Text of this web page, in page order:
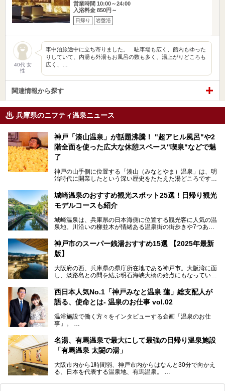
営業時間 10:00～24:00
入浴料金 850円～
日帰り 岩盤浴
40代 女
性
車中泊旅途中に立ち寄りました。 駐車場も広く、館内もゆった
りしていて、内湯も外湯もお風呂の数も多く、湯上がりどころも
広く、…
関連情報から探す
兵庫県のニフティ温泉ニュース
神戸「湊山温泉」が話題沸騰！ "超アヒル風呂"や2
階全面を使った広大な休憩スペース"喫泉"などで魅
了
神戸の山手側に位置する「湊山（みなとやま）温泉」は、明
治時代に開業したという深い歴史をたたえた湯どころです。
っぱいに浮かぶアヒルちゃん。さらに、ゆったりくつろげて
コワーキングも可能な休憩スペースも人気に。斬新な企画や
設備で人々をアッと驚かせる湊山温泉の魅力をリポートしま
城崎温泉のおすすめ観光スポット25選！日帰り観光
モデルコースも紹介
城崎温泉は、兵庫県の日本海側に位置する観光客に人気の温
泉地。川沿いの柳並木が情緒ある温泉街の街歩きや7つある
られています。鉄道の駅から温泉街が近く、歩いて回るのに
ちょうどよい規模で、日帰りでの訪問にもおすすめです。
の観光スポットをピックアップ。温泉やご当地グルメなどを
盛り込んだ日帰り観光モデルコースも紹介しているので、ぜ
神戸市のスーパー銭湯おすすめ15選 【2025年最新
版】
大阪府の西、兵庫県の県庁所在地である神戸市。大阪湾に面
し、淡路島との間を結ぶ明石海峡大橋の始点にもなっていま
華街をはじめ、きらびやかに発展したハーバーランドなど、
人気観光スポットもめじろ押しです。
そして、温泉好きの視点から見ると、神戸市といえば何とい
湯です。そのお湯をリーズナブルに体験できる健康ランドや
スーパー銭湯があったら……。今回はそんな希望に沿う施設
きます！
西日本人気No.1「神戸みなと温泉 蓮」総支配人が
語る、使命とは- 温泉のお仕事 vol.02
温浴施設で働く方々をインタビューする企画「温泉のお仕
事」。
ング西日本1位、2年連続「ベストオブ宿泊賞」に輝いた
「神戸みなと温泉 蓮」の魅力に迫りました！
名湯、有馬温泉で最大にして最強の日帰り温泉施設
「有馬温泉 太閤の湯」
大阪市内から1時間弱、神戸市内からはなんと30分で向かえ
る、日本を代表する温泉地、有馬温泉。
有名な「金泉」と「銀泉」に加え、人工のの炭酸泉まで楽し